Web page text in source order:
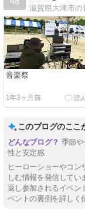
音楽祭
1年3ヶ月前
このブログのここ
季節
性と安定感
ヒーローショーやコン
しむ情報を発信してい
返し参加されるイベン
ベントの裏側を詳しく